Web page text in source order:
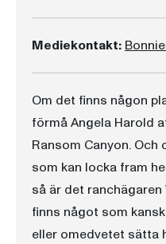
Mediekontakt:
Om det finns någon
förmå Angela Harold
Ransom Canyon.
som kan locka fram
så är det ranchägaren
finns något som
eller omedvetet sätta